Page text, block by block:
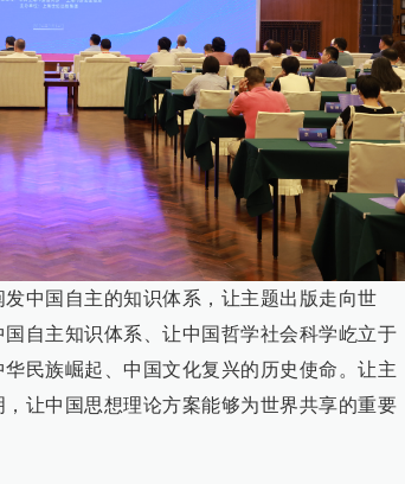
中国自主的知识体系，让主题出版走向世
自主知识体系、让中国哲学社会科学屹立于
民族崛起、中国文化复兴的历史使命。让主
让中国思想理论方案能够为世界共享的重要